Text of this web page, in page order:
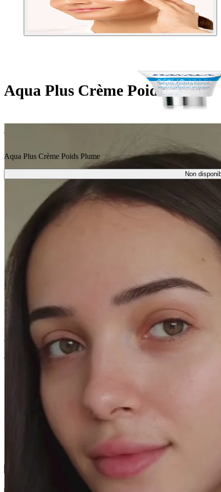
Aqua Plus Crème Poids Plume
45ml
Aqua Plus Crème Poids Plume
Non
Consegna
Pelle reidratata 24 oreViso e Occhi Appositamente formulata per
offrire 24 ore di idratazione non-stop, questa crema leggera e
fondente protegge, lenisce e dona morbidezza e comfort alla pelle
disidratata.
Testato oftalmologicamente e dermatologicamente